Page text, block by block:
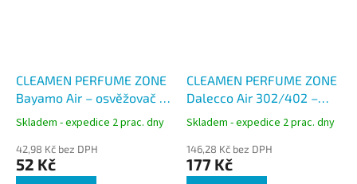
CLEAMEN PERFUME ZONE
Bayamo Air – osvěžovač a
neutralizátor pachů 75 ml
Skladem - expedice 2 prac. dny
42,98 Kč bez DPH
52 Kč
CLEAMEN PERFUME ZONE
Dalecco Air 302/402 –
osvěžovač a neutralizátor
pachů 550 ml
Skladem - expedice 2 prac. dny
146,28 Kč bez DPH
177 Kč